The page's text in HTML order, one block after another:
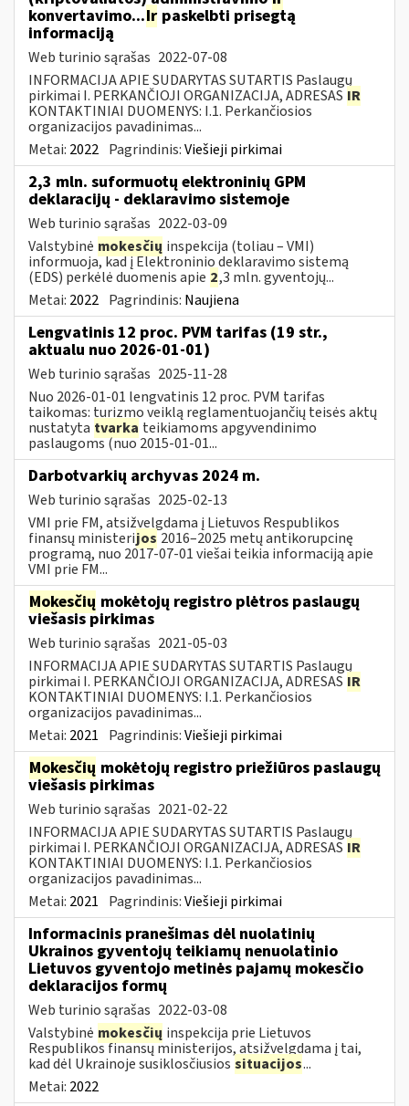
konvertavimo...Ir paskelbti prisegtą
informaciją
Web turinio sąrašas 2022-07-08
INFORMACIJA APIE SUDARYTAS SUTARTIS Paslaugų
pirkimai I. PERKANČIOJI ORGANIZACIJA, ADRESAS IR
KONTAKTINIAI DUOMENYS: I.1. Perkančiosios
organizacijos pavadinimas...
Metai: 2022 Pagrindinis:Viešieji pirkimai
2,3 mln. suformuotų elektroninių GPM
deklaracijų - deklaravimo sistemoje
Web turinio sąrašas 2022-03-09
Valstybinė mokesčių inspekcija (toliau – VMI)
informuoja, kad į Elektroninio deklaravimo sistemą
(EDS) perkėlė duomenis apie 2,3 mln. gyventojų...
Metai: 2022 Pagrindinis: Naujiena
Lengvatinis 12 proc. PVM tarifas (19 str.,
aktualu nuo 2026-01-01)
Web turinio sąrašas 2025-11-28
Nuo 2026-01-01 lengvatinis 12 proc. PVM tarifas
taikomas: turizmo veiklą reglamentuojančių teisės aktų
nustatyta tvarka teikiamoms apgyvendinimo
paslaugoms (nuo 2015-01-01...
Darbotvarkių archyvas 2024 m.
Web turinio sąrašas 2025-02-13
VMI prie FM, atsižvelgdama į Lietuvos Respublikos
finansų ministerijos 2016–2025 metų antikorupcinę
programą, nuo 2017-07-01 viešai teikia informaciją apie
VMI prie FM...
Mokesčių mokėtojų registro plėtros paslaugų
viešasis pirkimas
Web turinio sąrašas 2021-05-03
INFORMACIJA APIE SUDARYTAS SUTARTIS Paslaugų
pirkimai I. PERKANČIOJI ORGANIZACIJA, ADRESAS IR
KONTAKTINIAI DUOMENYS: I.1. Perkančiosios
organizacijos pavadinimas...
Metai: 2021 Pagrindinis:Viešieji pirkimai
Mokesčių mokėtojų registro priežiūros paslaugų
viešasis pirkimas
Web turinio sąrašas 2021-02-22
INFORMACIJA APIE SUDARYTAS SUTARTIS Paslaugų
pirkimai I. PERKANČIOJI ORGANIZACIJA, ADRESAS IR
KONTAKTINIAI DUOMENYS: I.1. Perkančiosios
organizacijos pavadinimas...
Metai: 2021 Pagrindinis:Viešieji pirkimai
Informacinis pranešimas dėl nuolatinių
Ukrainos gyventojų teikiamų nenuolatinio
Lietuvos gyventojo metinės pajamų mokesčio
deklaracijos formų
Web turinio sąrašas 2022-03-08
Valstybinė mokesčių inspekcija prie Lietuvos
Respublikos finansų ministerijos, atsižvelgdama į tai,
kad dėl Ukrainoje susiklosčiusios situacijos...
Metai: 2022